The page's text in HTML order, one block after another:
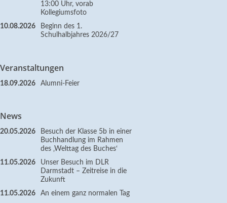
13:00 Uhr, vorab
Kollegiumsfoto
10.08.2026
Beginn des 1.
Schulhalbjahres 2026/27
Veranstaltungen
18.09.2026 Alumni-Feier
News
20.05.2026
Besuch der Klasse 5b in einer
Buchhandlung im Rahmen
des ‚Welttag des Buches‘
11.05.2026
Unser Besuch im DLR
Darmstadt – Zeitreise in die
Zukunft
11.05.2026
An einem ganz normalen Tag